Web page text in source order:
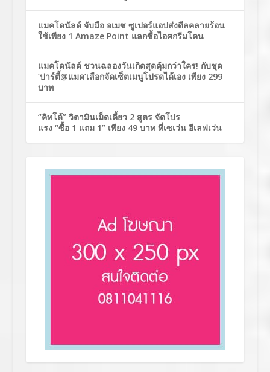
แมคโดนัลด์ จับมือ อเมซ ซูเปอร์แอปส่งดีลคลายร้อน
ใช้เพียง 1 Amaze Point แลกซื้อไอศกรีมโคน
แมคโดนัลด์ ชวนฉลองวันเกิดสุดคุ้มกว่าใคร! กับชุด
‘ปาร์ตี้@แมค’เลือกจัดเซ็ตเมนูโปรดได้เอง เพียง 299
บาท
“คิทโด้” วิตามินเม็ดเคี้ยว 2 สูตร จัดโปร
แรง “ซื้อ 1 แถม 1” เพียง 49 บาท ที่เซเว่น อีเลฟเว่น